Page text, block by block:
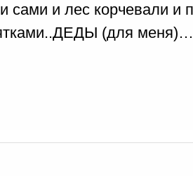
сами и лес корчевали и
(для